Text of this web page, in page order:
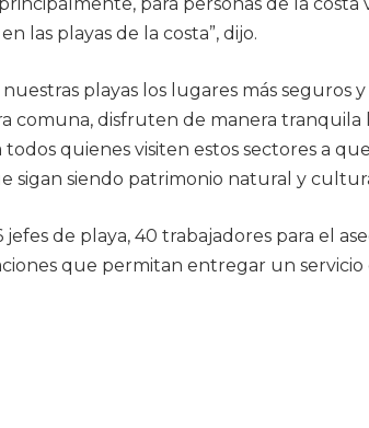
las playas de la costa”, dijo.
playas los lugares más seguros
comuna, disfruten de manera
quienes visiten estos sectores a
sigan siendo patrimonio natural y
de playa, 40 trabajadores para el
que permitan entregar un